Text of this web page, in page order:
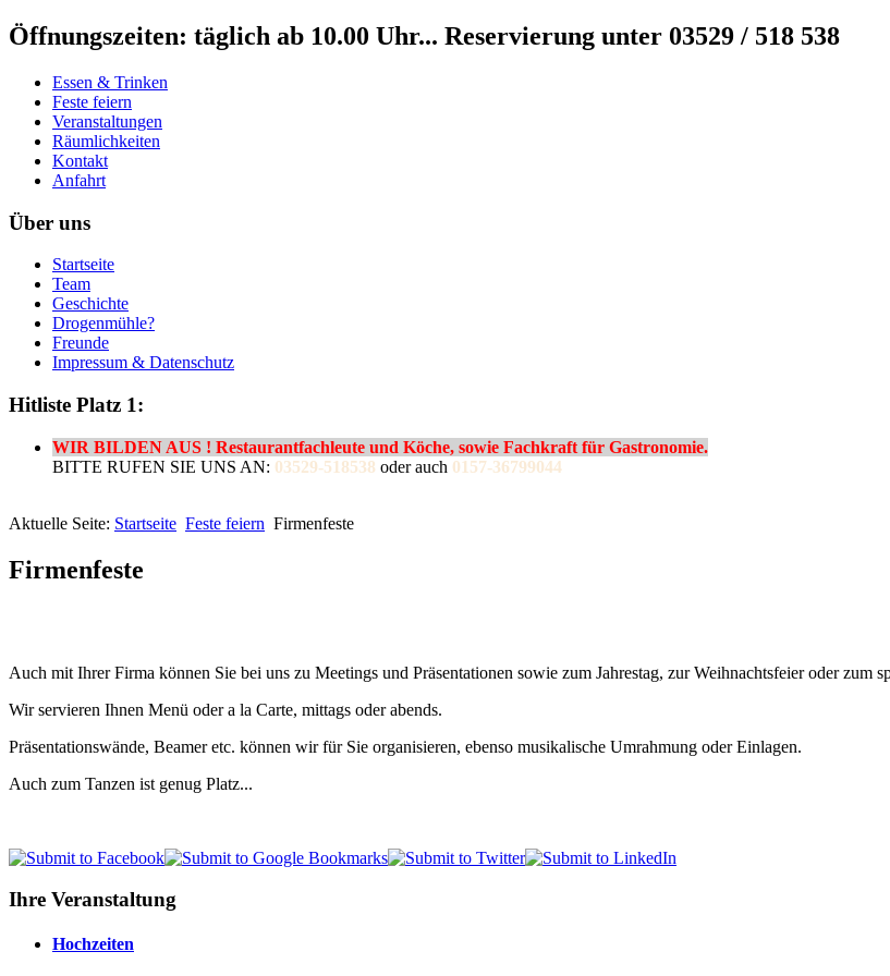
Öffnungszeiten: täglich ab 10.00 Uhr... Reservierung unter 03529 / 518 538
Essen & Trinken
Feste feiern
Veranstaltungen
Räumlichkeiten
Kontakt
Anfahrt
Über uns
Startseite
Team
Geschichte
Drogenmühle?
Freunde
Impressum & Datenschutz
Hitliste Platz 1:
WIR BILDEN AUS ! Restaurantfachleute und Köche, sowie Fachkraft für Gastronomie.
BITTE RUFEN SIE UNS AN: 03529-518538 oder auch 0157-36799044
Aktuelle Seite: Startseite Feste feiern Firmenfeste
Firmenfeste
Auch mit Ihrer Firma können Sie bei uns zu Meetings und Präsentationen sowie zum Jahrestag, zur Weihnachtsfeier oder zum
Wir servieren Ihnen Menü oder a la Carte, mittags oder abends.
Präsentationswände, Beamer etc. können wir für Sie organisieren, ebenso musikalische Umrahmung oder Einlagen.
Auch zum Tanzen ist genug Platz...
Ihre Veranstaltung
Hochzeiten